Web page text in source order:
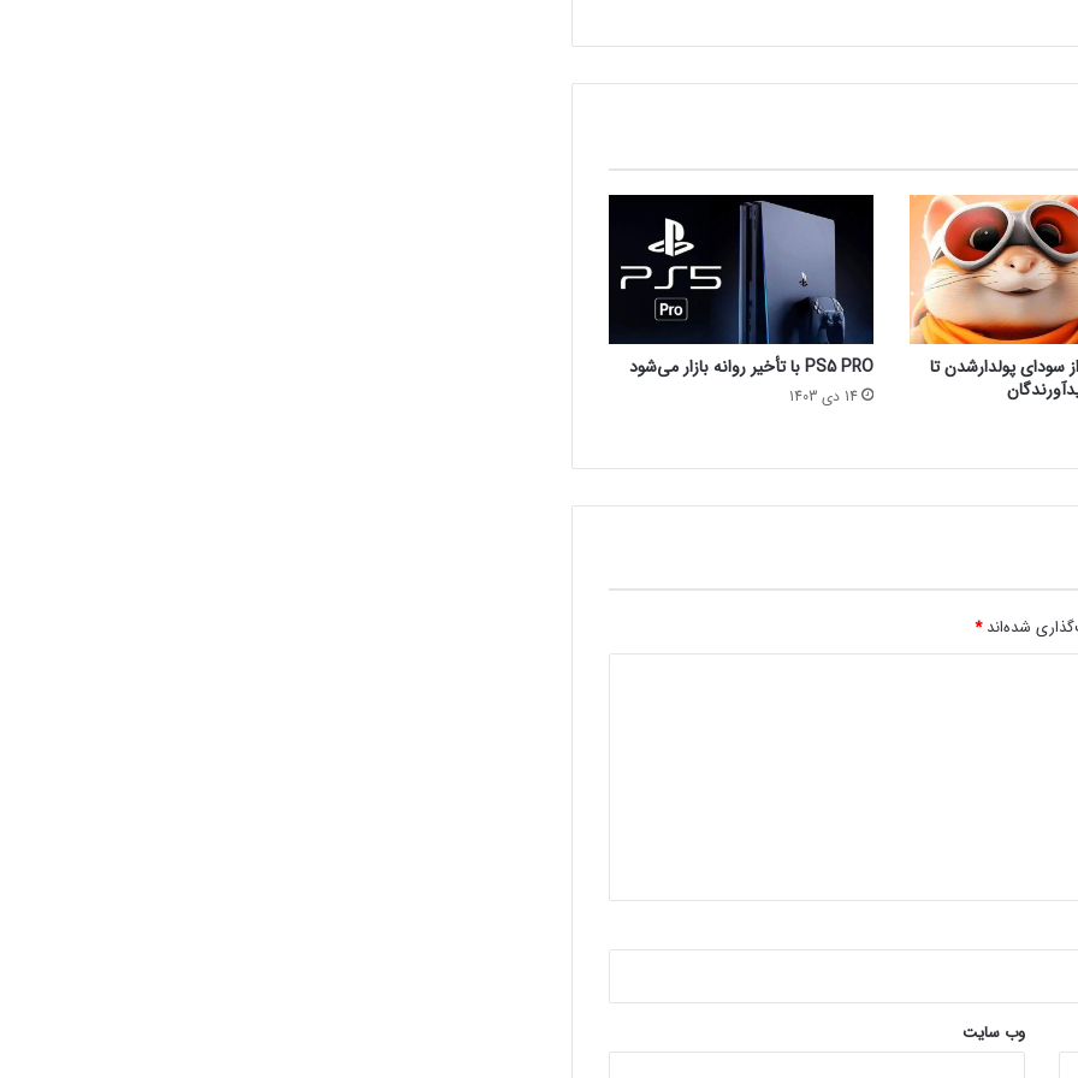
گسترده‌ای شد
کدام بازی‌های گروهی آنلاین بیشترین
محبوبیت را میان جوانان دارند؟
چرا گیمرها از PS5 Pro محصول جدید سونی
ناراضی‌اند؟
ر
ن
ت
؟
سودای پولدارشدن تا
PS5 PRO با تأخیر روانه بازار می‌شود
14 دی 1403
شده‌اند*
وب‌ سایت